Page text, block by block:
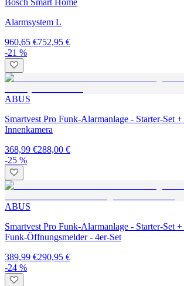
Bosch Smart Home
Alarmsystem L
960,65 €752,95 €
-21 %
ABUS
Smartvest Pro Funk-Alarmanlage - Starter-Set
Innenkamera
368,99 €288,00 €
-25 %
ABUS
Smartvest Pro Funk-Alarmanlage - Starter-Set
Funk-Öffnungsmelder - 4er-Set
389,99 €290,95 €
-24 %